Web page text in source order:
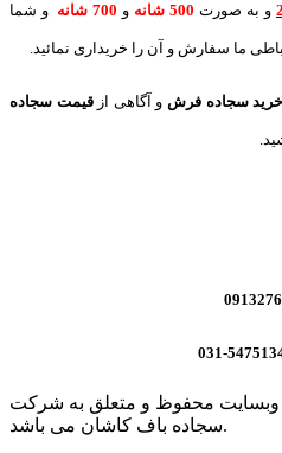
و به صورت 500 شانه و 700 شانه و شما
ما سفارش و آن را خریداری نمائید.
خرید سجاده فرش و آگاهی ازقیمت سجاده
وبسایت محفوظ و متعلق به شرکت
سجاده باف کاشان می باشد.